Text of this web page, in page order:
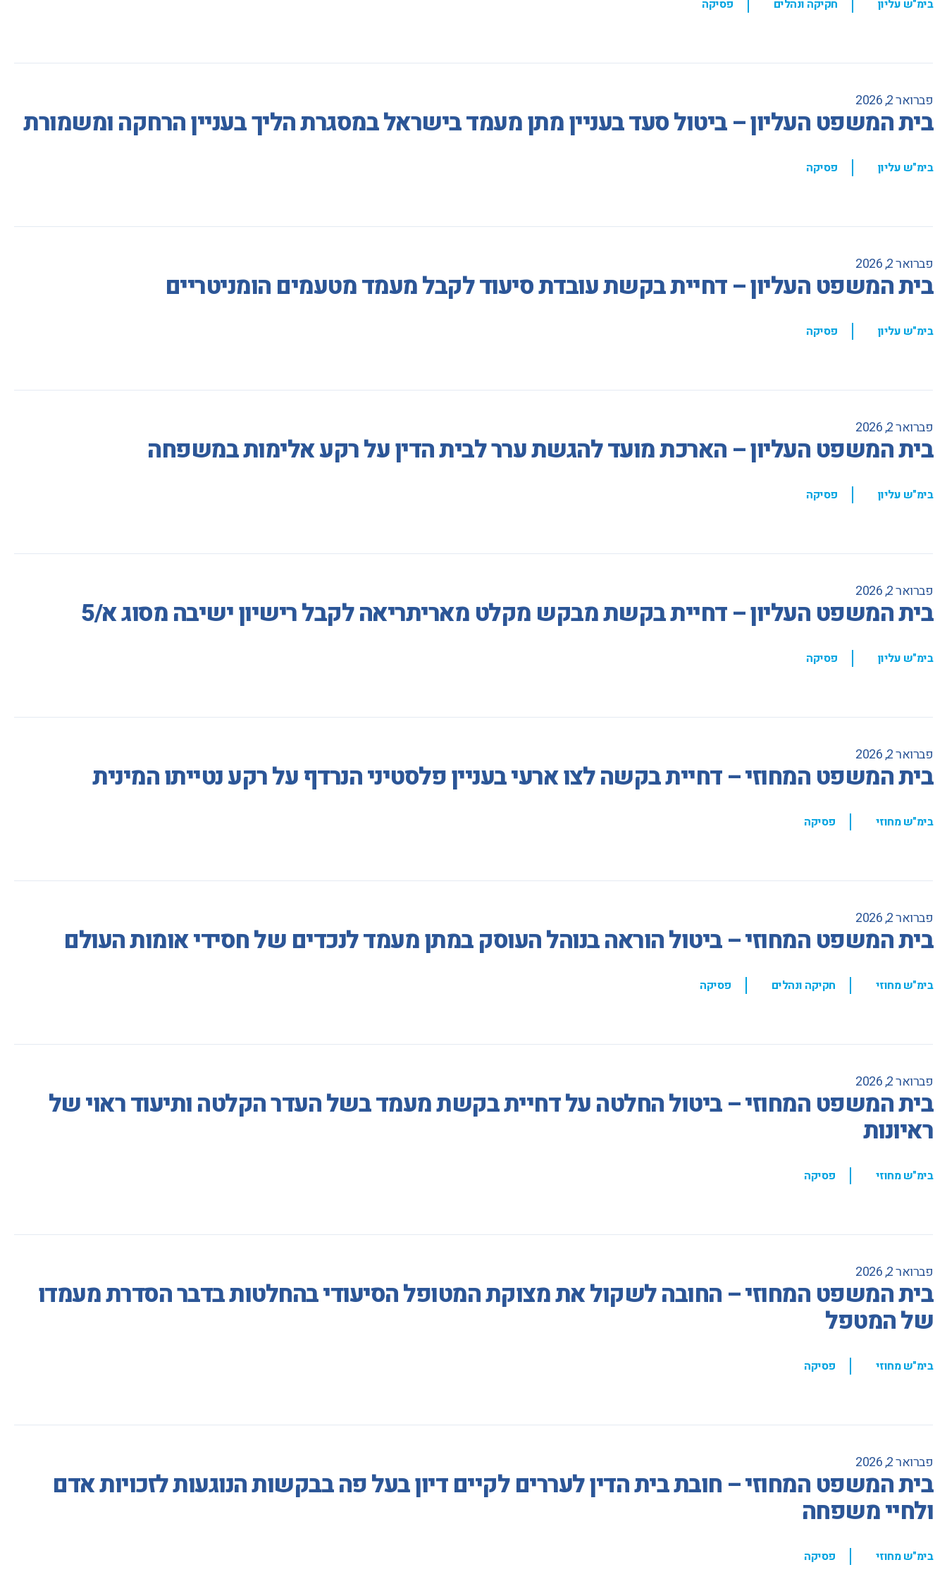
בימ"ש עליון חקיקה ונהלים פסיקה
פברואר 2, 2026
בית המשפט העליון – ביטול סעד בעניין מתן מעמד בישראל במסגרת הליך בעניין הרחקה ומשמורת
בימ"ש עליון , פסיקה
פברואר 2, 2026
בית המשפט העליון – דחיית בקשת עובדת סיעוד לקבל מעמד מטעמים הומניטריים
בימ"ש עליון , פסיקה
פברואר 2, 2026
בית המשפט העליון – הארכת מועד להגשת ערר לבית הדין על רקע אלימות במשפחה
בימ"ש עליון , פסיקה
פברואר 2, 2026
בית המשפט העליון – דחיית בקשת מבקש מקלט מאריתריאה לקבל רישיון ישיבה מסוג א/5
בימ"ש עליון , פסיקה
פברואר 2, 2026
בית המשפט המחוזי – דחיית בקשה לצו ארעי בעניין פלסטיני הנרדף על רקע נטייתו המינית
בימ"ש מחוזי , פסיקה
פברואר 2, 2026
בית המשפט המחוזי – ביטול הוראה בנוהל העוסק במתן מעמד לנכדים של חסידי אומות העולם
בימ"ש מחוזי , חקיקה ונהלים , פסיקה
פברואר 2, 2026
בית המשפט המחוזי – ביטול החלטה על דחיית בקשת מעמד בשל העדר הקלטה ותיעוד ראוי של
ראיונות
בימ"ש מחוזי , פסיקה
פברואר 2, 2026
בית המשפט המחוזי – החובה לשקול את מצוקת המטופל הסיעודי בהחלטות בדבר הסדרת מעמדו
של המטפל
בימ"ש מחוזי , פסיקה
פברואר 2, 2026
בית המשפט המחוזי – חובת בית הדין לעררים לקיים דיון בעל פה בבקשות הנוגעות לזכויות אדם
ולחיי משפחה
בימ"ש מחוזי , פסיקה